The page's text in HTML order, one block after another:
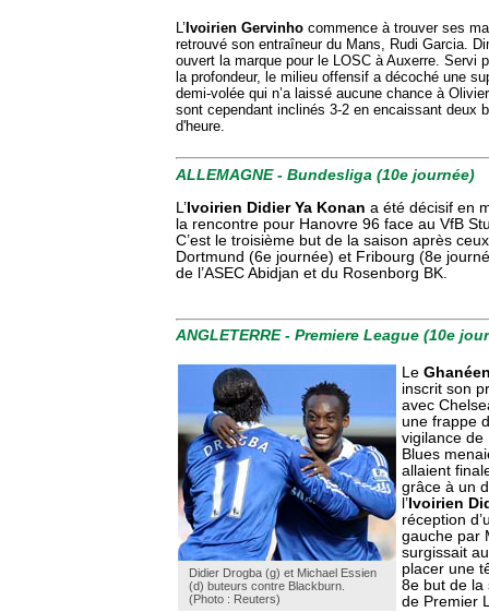
L’ Ivoirien Gervinho commence à trouver ses
retrouvé son entraîneur du Mans, Rudi Garcia.
ouvert la marque pour le LOSC à Auxerre. Servi
la profondeur, le milieu offensif a décoché une
demi-volée qui n’a laissé aucune chance à
sont cependant inclinés 3-2 en encaissant deux
d'heure.
ALLEMAGNE - Bundesliga (10e journée)
L’ Ivoirien Didier Ya Konan a été décisif en
la rencontre pour Hanovre 96 face au VfB
C’est le troisième but de la saison après
Dortmund (6e journée) et Fribourg (8e
de l’ASEC Abidjan et du Rosenborg BK.
ANGLETERRE - Premiere League (10e
Didier Drogba (g) et Michael Essien
(d) buteurs contre Blackburn.
(Photo : Reuters)
Le
inscrit son
avec
une frappe
vigilance de
Blues
allaient
grâce à un
l’ Ivoirien
réception
gauche par
surgissait
placer une
8e but de la
de Premier